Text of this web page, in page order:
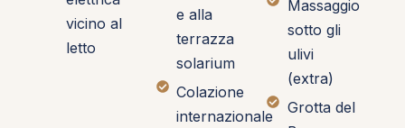
vicino al
letto
e alla
terrazza
solarium
Colazione
internazionale
Massaggio
sotto gli
ulivi
(extra)
Grotta del